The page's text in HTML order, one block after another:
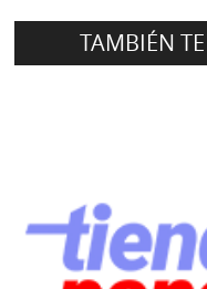
TAMBIÉN